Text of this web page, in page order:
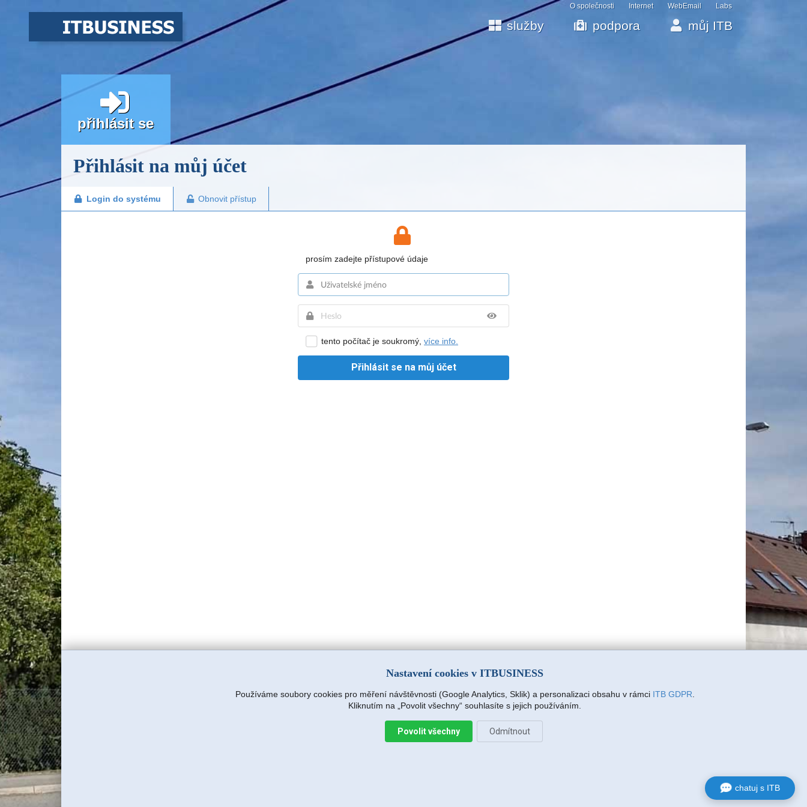
služby podpora můj ITB
O společnosti Internet WebEmail Labs
přihlásit se
Přihlásit na můj účet
Login do systému Obnovit přístup
prosím zadejte přístupové údaje
tento počítač je soukromý, více info.
Nastavení cookies v ITBUSINESS
Používáme soubory cookies pro měření návštěvnosti (Google Analytics, Sklik) a personalizaci obsahu v rámci ITB GDPR
Kliknutím na „Povolit všechny“ souhlasíte s jejich používáním.
Povolit všechny Odmítnout
Mám zájem
chatuj s ITB